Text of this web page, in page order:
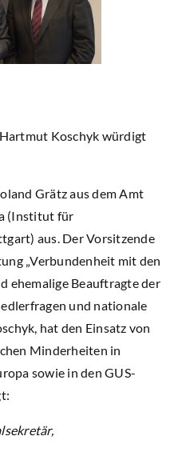
Koschyk würdigt
Grätz aus dem Amt
(Institut für
aus. Der Vorsitzende
„Verbundenheit mit den
ehemalige Beauftragte der
und nationale
hat den Einsatz von
Minderheiten in
sowie in den GUS-